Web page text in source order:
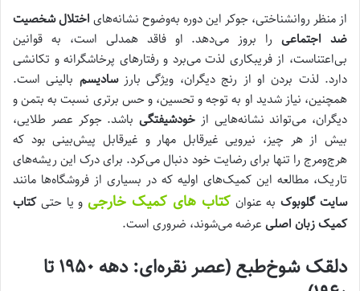
از منظر روانشناختی، جوکر این دوره به‌وضوح نشانه‌های اختلال شخصیت
ضد اجتماعیرا بروز می‌دهد. او فاقد همدلی است، به قوانین
بی‌اعتناست، از فریبکاری لذت می‌برد و رفتارهای پرخاشگرانه و تکانشی
دارد. لذت بردن او از رنج دیگران، ویژگی بارزسادیسم بالینی است.
همچنین، نیاز شدید او به توجه و تحسین، و حس برتری نسبت به بتمن و
دیگران، می‌تواند نشانه‌هایی از خودشیفتگی باشد. جوکر عصر طلایی،
بیش از هر چیز، نیرویی غیرقابل مهار و غیرقابل پیش‌بینی بود که
هرج‌ومرج را تنها برای رضایت خود دنبال می‌کرد. برای درک این ریشه‌های
تاریک، مطالعه این کمیک‌های اولیه که در بسیاری از فروشگاه‌ها مانند
سایت گلوبوکبه عنوانکتاب های کمیک خارجی و یا حتیکتاب
کمیک زبان اصلی عرضه می‌شوند، ضروری است.
دلقک شوخ‌طبع (عصر نقره‌ای: دهه ۱۹۵۰ تا